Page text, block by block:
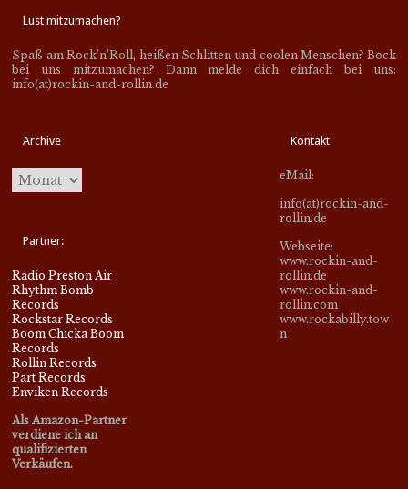
Lust mitzumachen?
Spaß am Rock’n’Roll, heißen Schlitten und coolen Menschen? Bock
bei uns mitzumachen? Dann melde dich einfach bei uns:
info(at)rockin-and-rollin.de
Archive
Partner:
Radio Preston Air
Rhythm Bomb
Records
Rockstar Records
Boom Chicka Boom
Records
Rollin Records
Part Records
Enviken Records
Als Amazon-Partner
verdiene ich an
qualifizierten
Verkäufen.
Kontakt
eMail:
info(at)rockin-and-
rollin.de
Webseite:
www.rockin-and-
rollin.de
www.rockin-and-
rollin.com
www.rockabilly.tow
n